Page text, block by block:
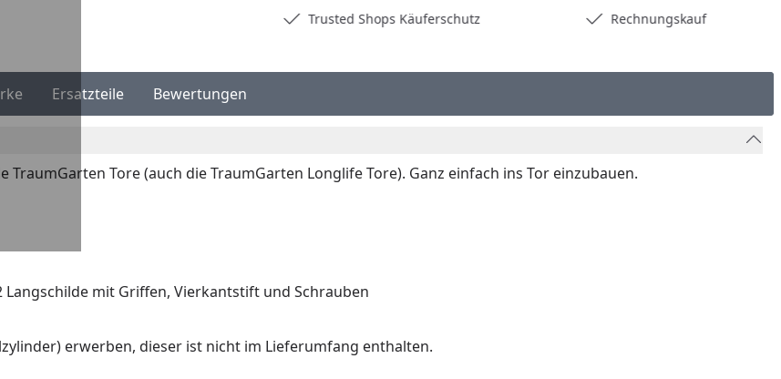
Trusted Shops Käuferschutz Rechnungskauf
Ersatzteile Bewertungen
TraumGarten Tore (auch die TraumGarten Longlife Tore). Ganz einfach ins Tor einzubauen.
mit Griffen, Vierkantstift und Schrauben
erwerben, dieser ist nicht im Lieferumfang enthalten.